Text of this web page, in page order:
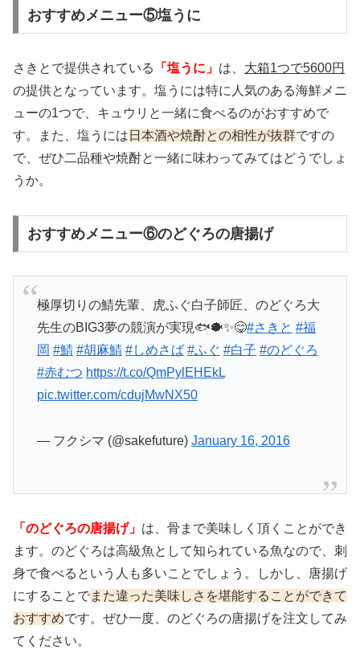
おすすめメニュー⑤塩うに
さきとで提供されている 「塩うに」 は、 大箱1つで5600円
の提供となっています。塩うには特に人気のある海鮮メニ
ューの1つで、キュウリと一緒に食べるのがおすすめで
す。また、塩うには 日本酒や焼酎との相性が抜群ですの
で、ぜひ二品種や焼酎と一緒に味わってみてはどうでしょ
うか。
おすすめメニュー⑥のどぐろの唐揚げ
極厚切りの鯖先輩、虎ふぐ白子師匠、のどぐろ大
先生のBIG3夢の競演が実現🐟🐡✨😋#さきと #福
岡 #鯖 #胡麻鯖 #しめさば #ふぐ #白子 #のどぐろ
#赤むつ https://t.co/QmPylEHEkL
pic.twitter.com/cdujMwNX50
— フクシマ (@sakefuture) January 16, 2016
「のどぐろの唐揚げ」 は、骨まで美味しく頂くことができ
ます。のどぐろは高級魚として知られている魚なので、刺
身で食べるという人も多いことでしょう。しかし、唐揚げ
にすることでまた違った美味しさを堪能することができて
おすすめです。ぜひ一度、のどぐろの唐揚げを注文してみ
てください。